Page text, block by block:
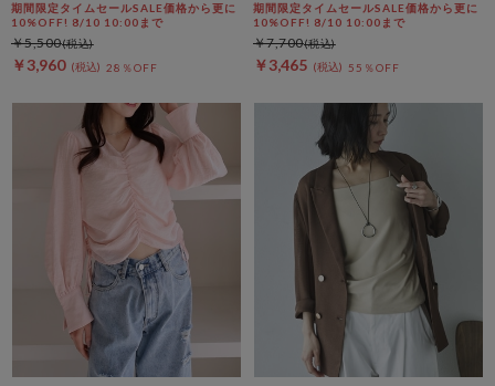
期間限定タイムセールSALE価格から更に
10%OFF! 8/10 10:00まで
￥3,960 28％OFF
￥5,500
期間限定タイムセールSALE価格から更に
10%OFF! 8/10 10:00まで
￥3,465 55％OFF
￥7,700